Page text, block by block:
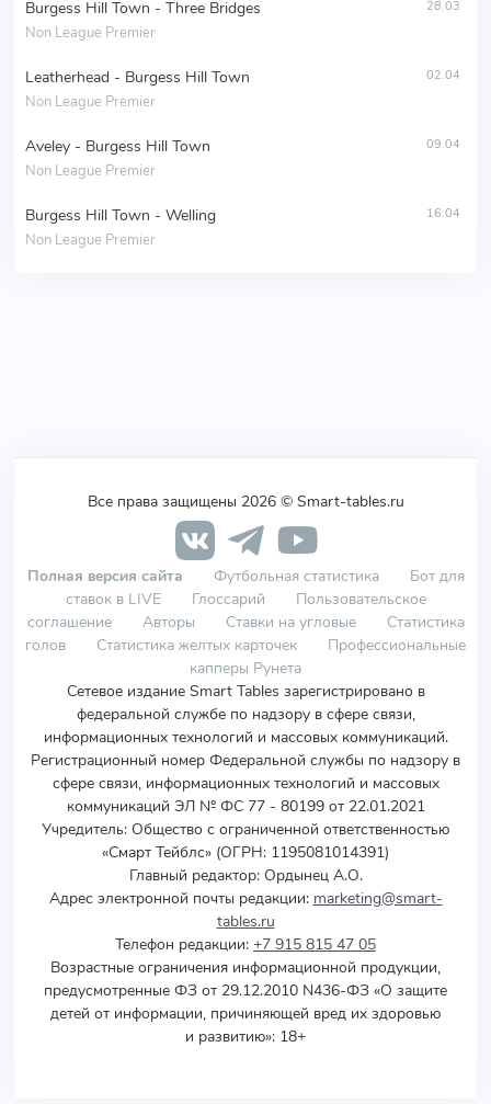
Burgess Hill Town - Three Bridges
Non League Premier
28.03
Leatherhead - Burgess Hill Town
Non League Premier
02.04
Aveley - Burgess Hill Town
Non League Premier
09.04
Burgess Hill Town - Welling
Non League Premier
16.04
Все права защищены 2026 © Smart-tables.ru
Полная версия сайта Футбольная статистика
Бот для
ставок в LIVE
Глоссарий
Пользовательское
соглашение
Авторы Ставки на угловые
Статистика
голов
Статистика желтых карточек
Профессиональные
капперы Рунета
Сетевое издание Smart Tables зарегистрировано в
федеральной службе по надзору в сфере связи,
информационных технологий и массовых коммуникаций.
Регистрационный номер Федеральной службы по надзору в
сфере связи, информационных технологий и массовых
коммуникаций ЭЛ № ФС 77 - 80199 от 22.01.2021
Учредитель: Общество с ограниченной ответственностью
«Смарт Тейблс» (ОГРН: 1195081014391)
Главный редактор: Ордынец А.О.
Адрес электронной почты редакции: marketing@smart-
tables.ru
Телефон редакции: +7 915 815 47 05
Возрастные ограничения информационной продукции,
предусмотренные ФЗ от 29.12.2010 N436-ФЗ «О защите
детей от информации, причиняющей вред их здоровью
и развитию»: 18+